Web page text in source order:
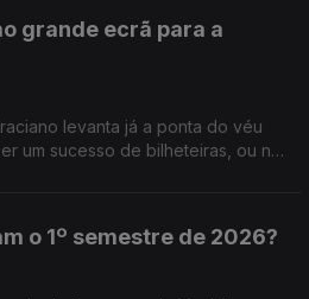
grande ecrã para a
levanta já a ponta do véu
um sucesso de bilheteiras, ou não
o 1º semestre de 2026?